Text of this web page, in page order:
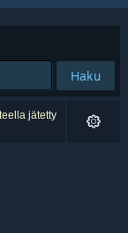
Haku
jätetty